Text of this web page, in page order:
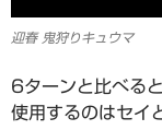
迎春 鬼狩りキュウマ
6ターンと比べる
使用するのはセイ